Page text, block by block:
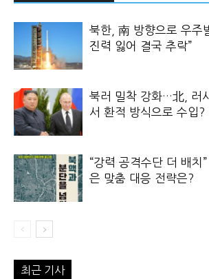
북한, 南 방향으로 우주
진력 잃어 결국 추락”
북러 밀착 강화…北, 러
서 환적 방식으로 수입?
“강력 공격수단 더 배치
은 맞춤 대응 전략은?
최근 기사